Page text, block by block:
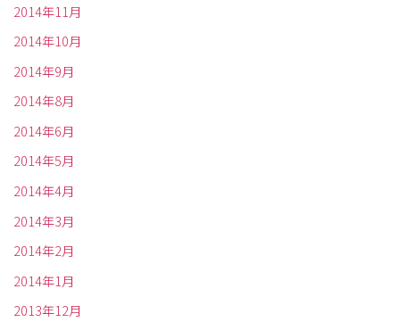
2014年11月
2014年10月
2014年9月
2014年8月
2014年6月
2014年5月
2014年4月
2014年3月
2014年2月
2014年1月
2013年12月